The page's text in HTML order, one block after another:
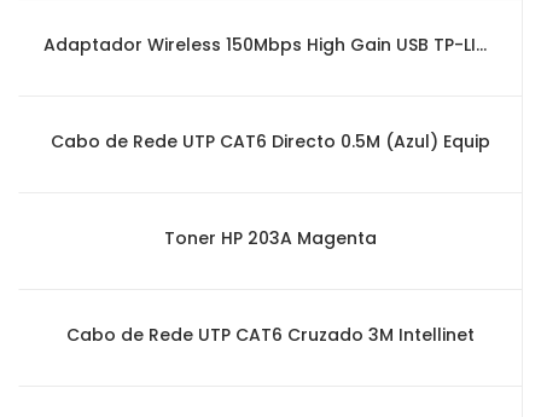
Adaptador Wireless 150Mbps High Gain USB TP-LINK
Cabo de Rede UTP CAT6 Directo 0.5M (Azul) Equip
Toner HP 203A Magenta
Cabo de Rede UTP CAT6 Cruzado 3M Intellinet